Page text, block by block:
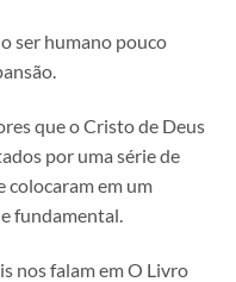
ser humano pouco
que o Cristo de Deus
por uma série de
colocaram em um
fundamental.
nos falam em O Livro